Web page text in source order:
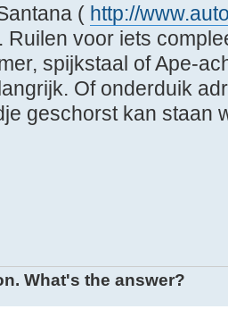
( http://
Ruilen voor iets
spijkstaal of Ape-
Of onderduik
geschorst kan staan
What's the answer?